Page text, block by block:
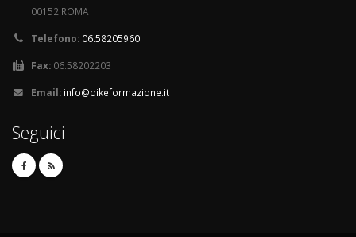
00152 ROMA
Telefono: 06.58205960
Fax: 06.58202203
Email: info@dikeformazione.it
Seguici